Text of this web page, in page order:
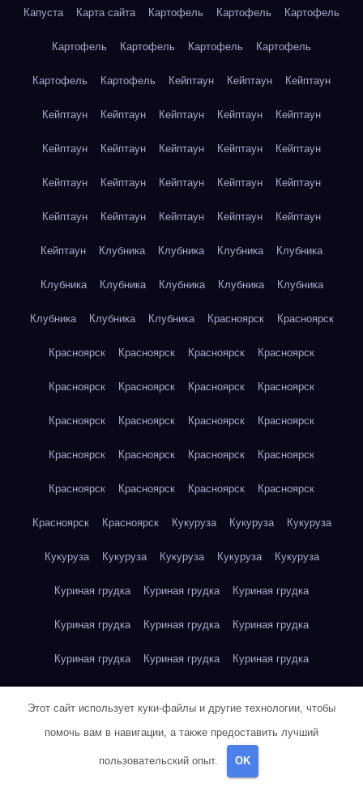
Капуста Карта сайта Картофель Картофель Картофель
Картофель Картофель Картофель Картофель
Картофель Картофель Кейптаун Кейптаун Кейптаун
Кейптаун Кейптаун Кейптаун Кейптаун Кейптаун
Кейптаун Кейптаун Кейптаун Кейптаун Кейптаун
Кейптаун Кейптаун Кейптаун Кейптаун Кейптаун
Кейптаун Кейптаун Кейптаун Кейптаун Кейптаун
Кейптаун Клубника Клубника Клубника Клубника
Клубника Клубника Клубника Клубника Клубника
Клубника Клубника Клубника Красноярск Красноярск
Красноярск Красноярск Красноярск Красноярск
Красноярск Красноярск Красноярск Красноярск
Красноярск Красноярск Красноярск Красноярск
Красноярск Красноярск Красноярск Красноярск
Красноярск Красноярск Красноярск Красноярск
Красноярск Красноярск Кукуруза Кукуруза Кукуруза
Кукуруза Кукуруза Кукуруза Кукуруза Кукуруза
Куриная грудка Куриная грудка Куриная грудка
Куриная грудка Куриная грудка Куриная грудка
Куриная грудка Куриная грудка Куриная грудка
Куриное яйцо
Куриное яйцо Куриное яйцо
Этот сайт использует куки-файлы и другие технологии, чтобы
помочь вам в навигации, а также предоставить лучший
пользовательский опыт. OK